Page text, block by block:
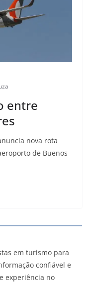
entre
nova rota
de Buenos
em turismo para
confiável e
experiência no